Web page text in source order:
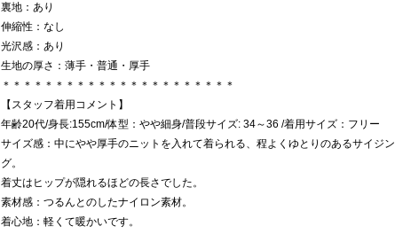
裏地：あり
伸縮性：なし
光沢感：あり
生地の厚さ：薄手・普通・厚手
＊＊＊＊＊＊＊＊＊＊＊＊＊＊＊＊＊＊＊＊＊＊
【スタッフ着用コメント】
年齢20代/身長:155cm/体型：やや細身/普段サイズ: 34～36 /着用サイズ：フリー
サイズ感：中にやや厚手のニットを入れて着られる、程よくゆとりのあるサイジン
グ。
着丈はヒップが隠れるほどの長さでした。
素材感：つるんとのしたナイロン素材。
着心地：軽くて暖かいです。